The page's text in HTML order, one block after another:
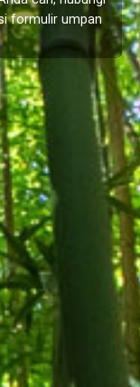
formulir umpan